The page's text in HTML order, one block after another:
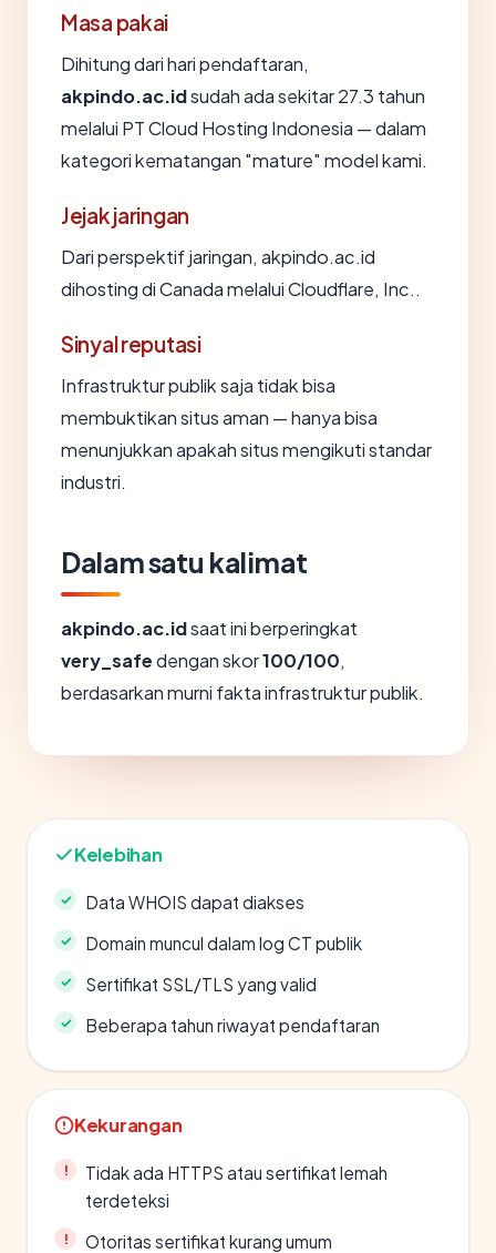
Masa pakai
Dihitung dari hari pendaftaran,
akpindo.ac.idsudah ada sekitar 27.3 tahun
melalui PT Cloud Hosting Indonesia — dalam
kategori kematangan "mature" model kami.
Jejak jaringan
Dari perspektif jaringan, akpindo.ac.id
dihosting di Canada melalui Cloudflare, Inc..
Sinyal reputasi
Infrastruktur publik saja tidak bisa
membuktikan situs aman — hanya bisa
menunjukkan apakah situs mengikuti standar
industri.
Dalam satu kalimat
akpindo.ac.idsaat ini berperingkat
very_safedengan skor100/100,
berdasarkan murni fakta infrastruktur publik.
Kelebihan
Data WHOIS dapat diakses
Domain muncul dalam log CT publik
Sertifikat SSL/TLS yang valid
Beberapa tahun riwayat pendaftaran
Kekurangan
Tidak ada HTTPS atau sertifikat lemah
terdeteksi
Otoritas sertifikat kurang umum